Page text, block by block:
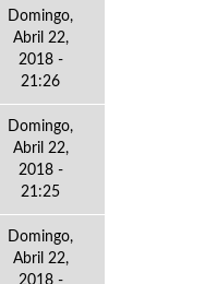
Domingo,
Abril 22,
2018 -
21:26
Domingo,
Abril 22,
2018 -
21:25
Domingo,
Abril 22,
2018 -